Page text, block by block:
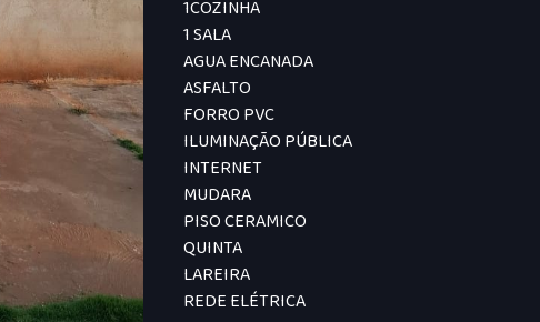
1COZINHA
1 SALA
AGUA ENCANADA
ASFALTO
FORRO PVC
ILUMINAÇÃO PÚBLICA
INTERNET
MUDARA
PISO CERAMICO
QUINTA
LAREIRA
REDE ELÉTRICA